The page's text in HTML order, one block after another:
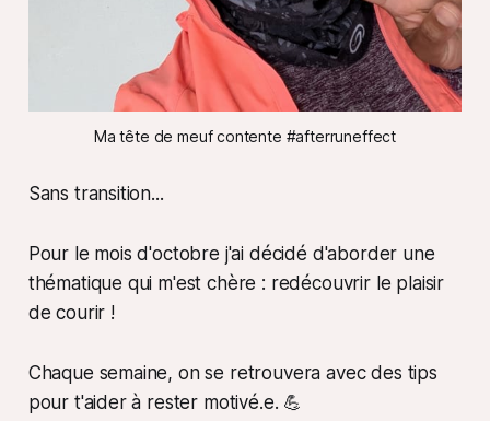
Ma tête de meuf contente #afterruneffect
Sans transition...
Pour le mois d'octobre j'ai décidé d'aborder une
thématique qui m'est chère : redécouvrir le plaisir
de courir !
Chaque semaine, on se retrouvera avec des tips
pour t'aider à rester motivé.e. 💪